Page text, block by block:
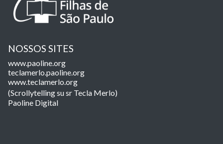
NOSSOS SITES
www.paoline.org
teclamerlo.paoline.org
www.teclamerlo.org
(Scrollytelling su sr Tecla Merlo)
Paoline Digital